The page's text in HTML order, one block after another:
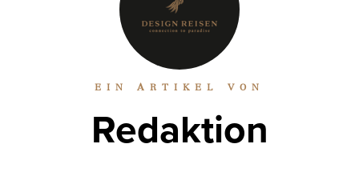
EIN ARTIKEL VON
Redaktion